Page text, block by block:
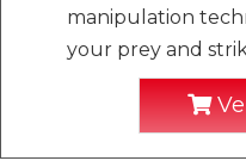
manipulation
your prey and